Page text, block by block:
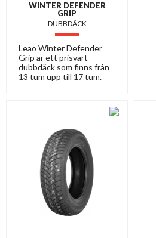
WINTER DEFENDER
GRIP
DUBBDÄCK
Leao Winter Defender
Grip är ett prisvärt
dubbdäck som finns från
13 tum upp till 17 tum.